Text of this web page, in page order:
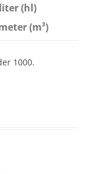
(hl)
(m³)
1000.